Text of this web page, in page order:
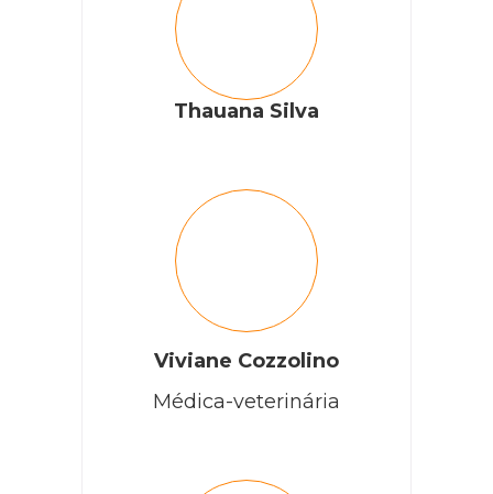
Thauana Silva
Viviane Cozzolino
Médica-veterinária